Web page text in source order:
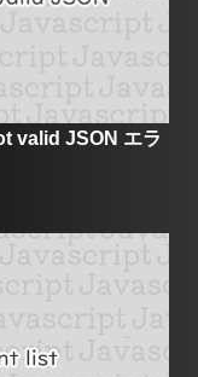
valid JSON エラ